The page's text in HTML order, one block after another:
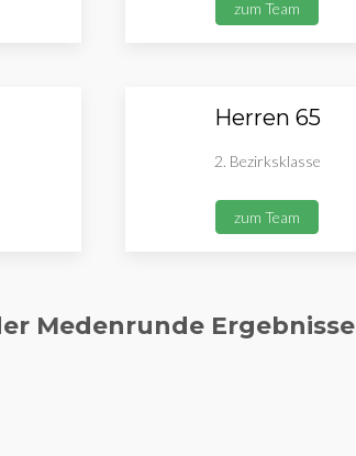
zum Team
Herren 65
2. Bezirksklasse
zum Team
Medenrunde Ergebnisse